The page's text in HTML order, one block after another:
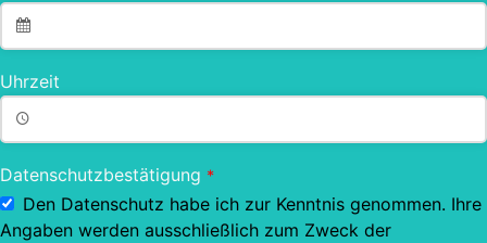
Uhrzeit
Datenschutzbestätigung *
Den Datenschutz habe ich zur Kenntnis genommen. Ihre
Angaben werden ausschließlich zum Zweck der